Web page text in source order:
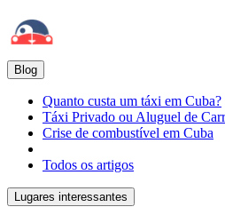
Blog
Quanto custa um táxi em Cuba?
Táxi Privado ou Aluguel de
Crise de combustível em Cuba
Todos os artigos
Lugares interessantes